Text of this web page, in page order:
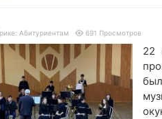
Абитуриентам 691 Просмотров
22